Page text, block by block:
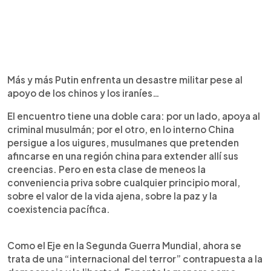
Más y más Putin enfrenta un desastre militar pese al
apoyo de los chinos y los iraníes…
El encuentro tiene una doble cara: por un lado, apoya al
criminal musulmán; por el otro, en lo interno China
persigue a los uigures, musulmanes que pretenden
afincarse en una región china para extender allí sus
creencias. Pero en esta clase de meneos la
conveniencia priva sobre cualquier principio moral,
sobre el valor de la vida ajena, sobre la paz y la
coexistencia pacífica.
Como el Eje en la Segunda Guerra Mundial, ahora se
trata de una “internacional del terror” contrapuesta a la